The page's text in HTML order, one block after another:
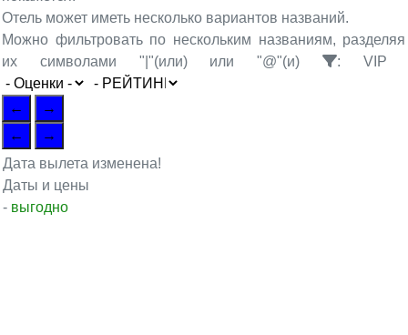
Отель может иметь несколько вариантов названий.
Можно фильтровать по нескольким названиям, разделяя
их символами "|"(или) или "@"(и)
: VIP
Дата вылета изменена!
Даты и цены
- выгодно